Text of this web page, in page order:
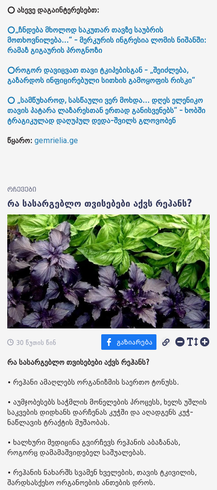
⭕ ასევე დაგაინტერესებთ:
⭕„ჩნდება მხოლოდ საკუთარ თავზე საუბრის
მოთხოვნილება...“ - მერკურის ინგრესია ლომის ნიშანში:
რამაზ გიგაურის პროგნოზი
⭕როგორ დავიცვათ თავი ტკიპებისგან - „შეიძლება,
გაზარდოს ინფიცირებული სითხის გამოყოფის რისკი“
⭕ „სამწუხაროდ, სასწაული ვერ მოხდა... დღეს ელენიკო
თავის პატარა ლაზარესთან ერთად განისვენებს“ - ხობში
ტრაგიკულად დაღუპულ დედა-შვილს გლოვობენ
წყარო: gemrielia.ge
რჩევები
რა სასარგებლო თვისებები აქვს რეჰანს?
30 წუთის წინ
რა სასარგებლო თვისებები აქვს რეჰანს?
• რეჰანი ამაღლებს ორგანიზმის საერთო ტონუსს.
• აუმჯობესებს საჭმლის მონელების პროცესს, ხელს უშლის
საკვების დიდხანს დარჩენას კუჭში და აღადგენს კუჭ-
ნაწლავის ტრაქტის მუშაობას.
• ხალხური მედიცინა გვირჩევს რეჰანის აბაზანას,
როგორც დამამაშვიდებელ საშუალებას.
• რეჰანის ნახარშს სვამენ ხველების, თავის ტკივილის,
შარდსასქესო ორგანოების ანთების დროს.